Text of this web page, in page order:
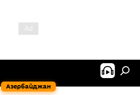
Азербайджан